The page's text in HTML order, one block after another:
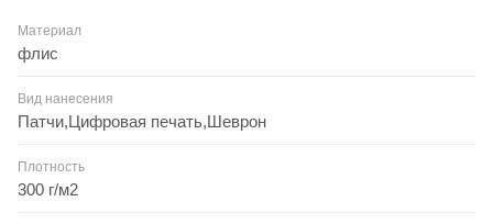
Материал
флис
Вид нанесения
Патчи,Цифровая печать,Шеврон
Плотность
300 г/м2